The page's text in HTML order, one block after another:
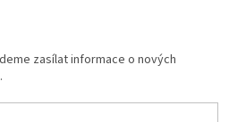
zasílat informace o nových